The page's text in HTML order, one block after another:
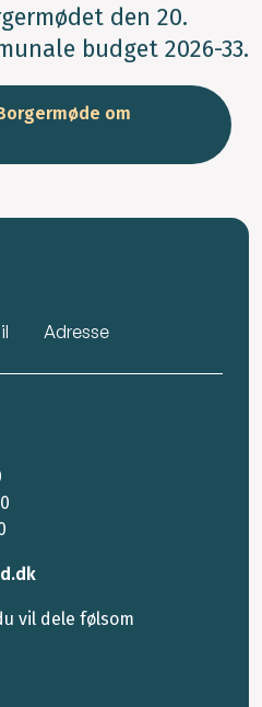
den 20.
budget 2026-33.
om
Adresse
vil dele følsom